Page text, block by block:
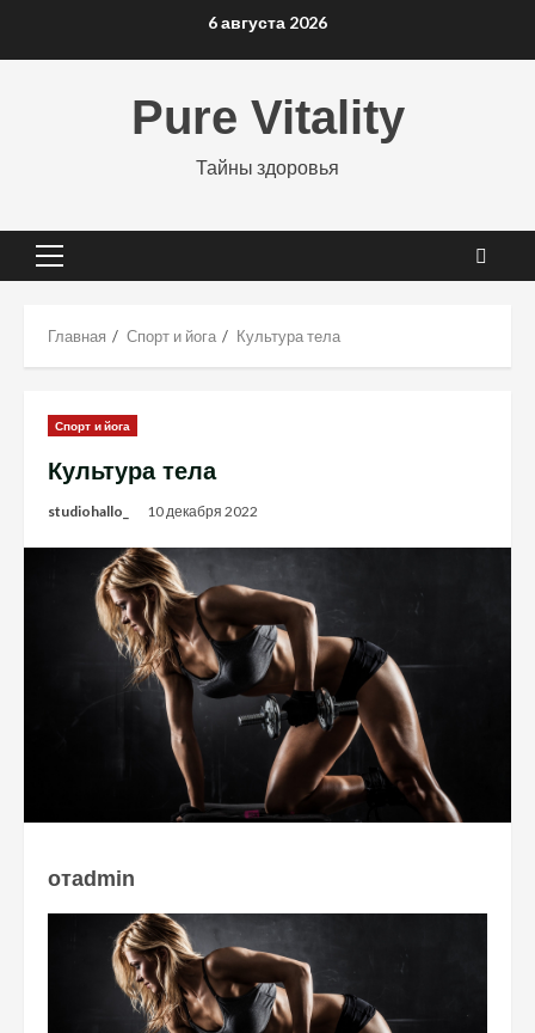
6 августа 2026
Pure Vitality
Тайны здоровья
Основное
Главная Спорт и йога Культура тела
Спорт и йога
Культура тела
studiohallo_ 10 декабря 2022
отadmin